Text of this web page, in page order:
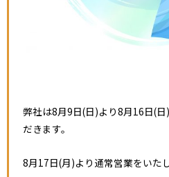
弊社は8月9日(日)より8月16日(
だきます。
8月17日(月)より通常営業をいたし